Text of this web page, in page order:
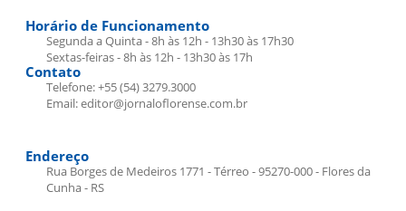
Horário de Funcionamento
Segunda a Quinta - 8h às 12h - 13h30 às 17h30
Sextas-feiras - 8h às 12h - 13h30 às 17h
Contato
Telefone: +55 (54) 3279.3000
Email: editor@jornaloflorense.com.br
Endereço
Rua Borges de Medeiros 1771 - Térreo - 95270-000 - Flores da
Cunha - RS